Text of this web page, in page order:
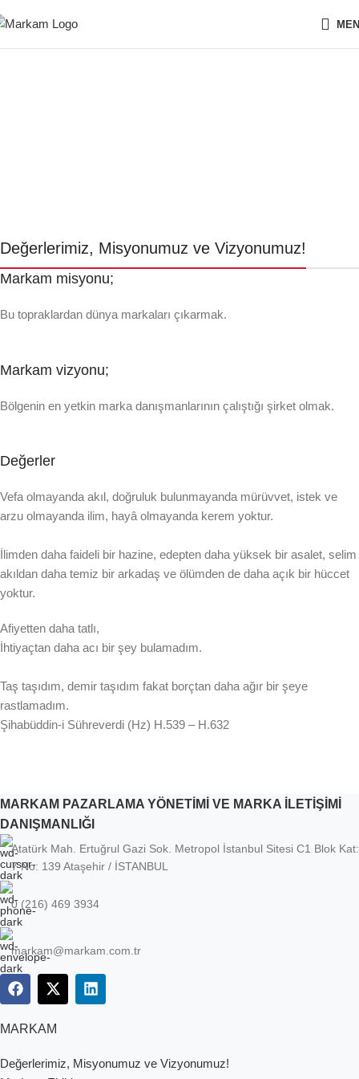
Değerlerimiz, Misyonumuz ve Vizyonumuz!
Markam misyonu;
Bu topraklardan dünya markaları çıkarmak.
Markam vizyonu;
Bölgenin en yetkin marka danışmanlarının çalıştığı şirket olmak.
Değerler
Vefa olmayanda akıl, doğruluk bulunmayanda mürüvvet, istek ve
arzu olmayanda ilim, hayâ olmayanda kerem yoktur.
İlimden daha faideli bir hazine, edepten daha yüksek bir asalet, selim
akıldan daha temiz bir arkadaş ve ölümden de daha açık bir hüccet
yoktur.
Afiyetten daha tatlı,
İhtiyaçtan daha acı bir şey bulamadım.
Taş taşıdım, demir taşıdım fakat borçtan daha ağır bir şeye
rastlamadım.
Şihabüddin-i Sühreverdi (Hz) H.539 – H.632
MARKAM PAZARLAMA YÖNETİMİ VE MARKA İLETİŞİMİ
DANIŞMANLIĞI
Atatürk Mah. Ertuğrul Gazi Sok. Metropol İstanbul Sitesi C1 Blok Kat:
7 No: 139 Ataşehir / İSTANBUL
0 (216) 469 3934
markam@markam.com.tr
MARKAM
Değerlerimiz, Misyonumuz ve Vizyonumuz!